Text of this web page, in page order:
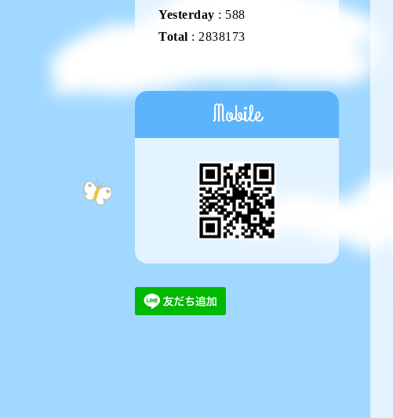
Yesterday : 588
Total : 2838173
Mobile